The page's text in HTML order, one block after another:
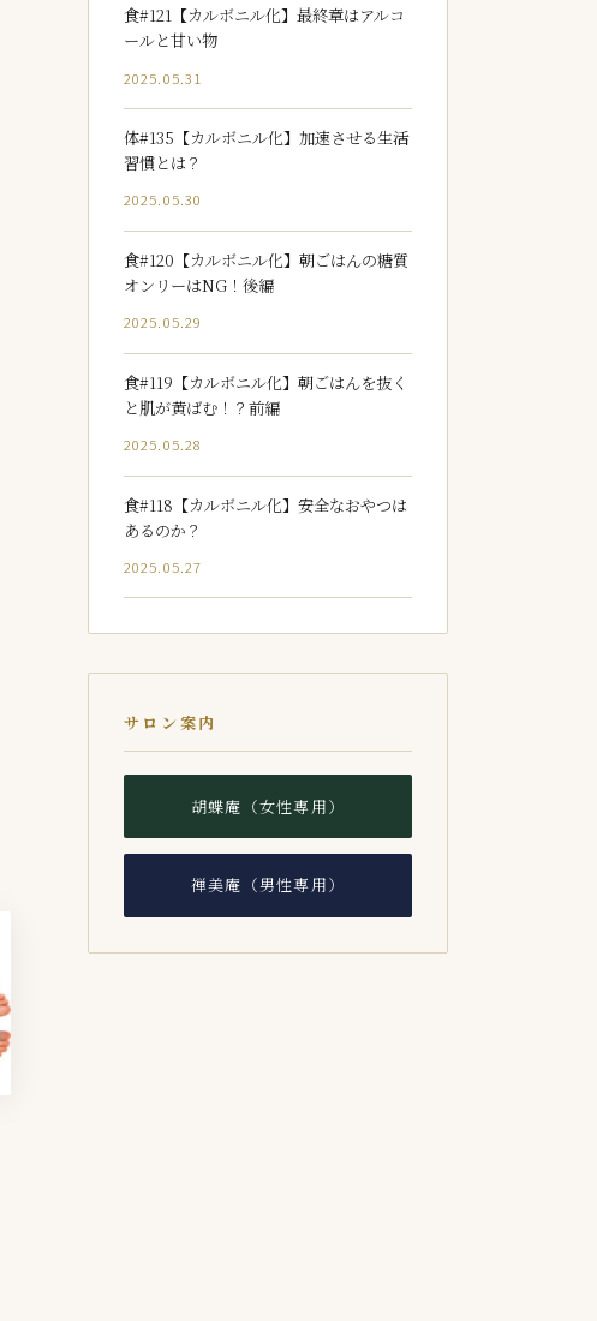
食#121【カルボニル化】最終章はアルコ
ールと甘い物
2025.05.31
体#135【カルボニル化】加速させる生活
習慣とは？
2025.05.30
食#120【カルボニル化】朝ごはんの糖質
オンリーはNG！後編
2025.05.29
食#119【カルボニル化】朝ごはんを抜く
と肌が黄ばむ！？前編
2025.05.28
食#118【カルボニル化】安全なおやつは
あるのか？
2025.05.27
サロン案内
胡蝶庵（女性専用）
禅美庵（男性専用）